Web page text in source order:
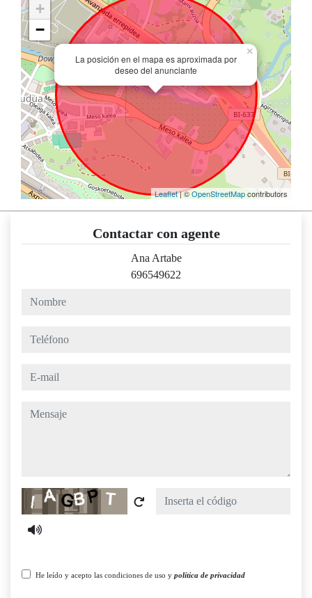
La posición en el mapa es aproximada por
deseo del anunciante
×
+
−
Leaflet| ©OpenStreetMapcontributors
Contactar con agente
Ana Artabe
696549622
nombre
teléfono
e-mail
mensaje
Captcha
He leído y acepto las condiciones de uso y política de privacidad